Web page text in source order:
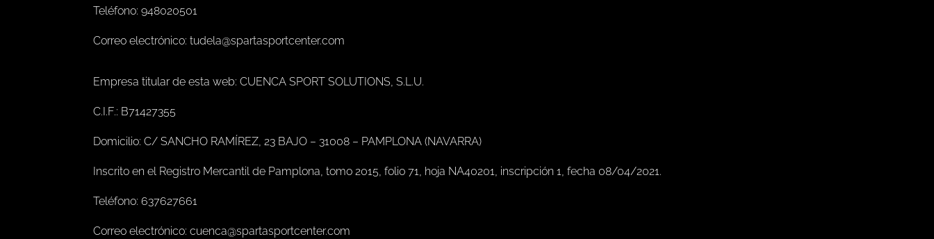
Teléfono: 948020501
Correo electrónico: tudela@spartasportcenter.com
Empresa titular de esta web: CUENCA SPORT SOLUTIONS, S.L.U.
C.I.F.: B71427355
Domicilio: C/ SANCHO RAMÍREZ, 23 BAJO – 31008 – PAMPLONA (NAVARRA)
Inscrito en el Registro Mercantil de Pamplona, tomo 2015, folio 71, hoja NA40201, inscripción 1, fecha 08/04/2021.
Teléfono: 637627661
Correo electrónico: cuenca@spartasportcenter.com